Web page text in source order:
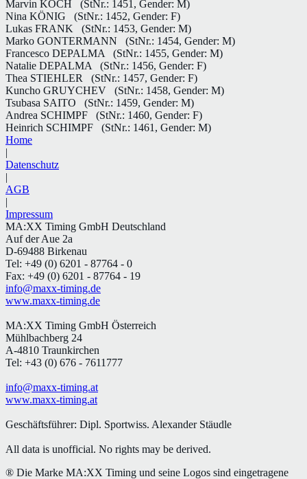
Marvin KOCH
(StNr.: 1451, Gender: M)
Nina KÖNIG
(StNr.: 1452, Gender: F)
Lukas FRANK
(StNr.: 1453, Gender: M)
Marko GONTERMANN
(StNr.: 1454, Gender: M)
Francesco DEPALMA
(StNr.: 1455, Gender: M)
Natalie DEPALMA
(StNr.: 1456, Gender: F)
Thea STIEHLER
(StNr.: 1457, Gender: F)
Kuncho GRUYCHEV
(StNr.: 1458, Gender: M)
Tsubasa SAITO
(StNr.: 1459, Gender: M)
Andrea SCHIMPF
(StNr.: 1460, Gender: F)
Heinrich SCHIMPF
(StNr.: 1461, Gender: M)
Home
|
Datenschutz
|
AGB
|
Impressum
MA:XX Timing GmbH Deutschland
Auf der Aue 2a
D-69488 Birkenau
Tel: +49 (0) 6201 - 87764 - 0
Fax: +49 (0) 6201 - 87764 - 19
info@maxx-timing.de
www.maxx-timing.de
MA:XX Timing GmbH Österreich
Mühlbachberg 24
A-4810 Traunkirchen
Tel: +43 (0) 676 - 7611777
info@maxx-timing.at
www.maxx-timing.at
Geschäftsführer: Dipl. Sportwiss. Alexander Stäudle
All data is unofficial. No rights may be derived.
® Die Marke MA:XX Timing und seine Logos sind eingetragene